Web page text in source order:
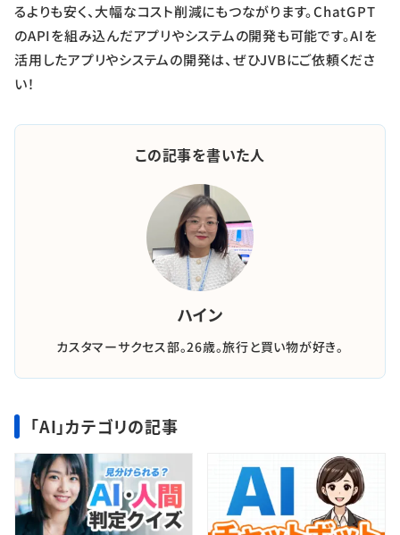
るよりも安く、大幅なコスト削減にもつながります。ChatGPT
のAPIを組み込んだアプリやシステムの開発も可能です。AIを
活用したアプリやシステムの開発は、ぜひJVBにご依頼くださ
い！
この記事を書いた人
ハイン
カスタマーサクセス部。26歳。旅行と買い物が好き。
「AI」カテゴリの記事